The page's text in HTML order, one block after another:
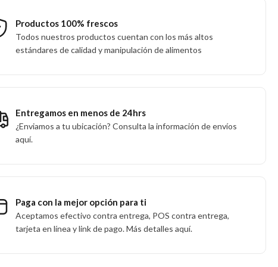
Productos 100% frescos
Todos nuestros productos cuentan con los más altos
estándares de calidad y manipulación de alimentos
Entregamos en menos de 24hrs
¿Enviamos a tu ubicación? Consulta la información de envíos
aquí.
Paga con la mejor opción para ti
Aceptamos efectivo contra entrega, POS contra entrega,
tarjeta en línea y link de pago. Más detalles aquí.